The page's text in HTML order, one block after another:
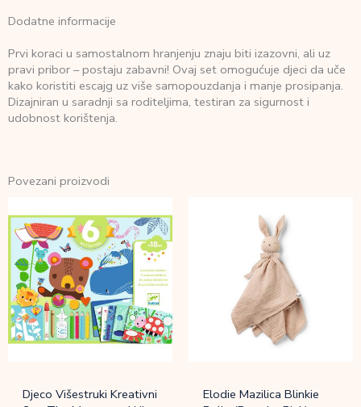
Dodatne informacije
Prvi koraci u samostalnom hranjenju znaju biti izazovni, ali uz
pravi pribor – postaju zabavni! Ovaj set omogućuje djeci da uče
kako koristiti escajg uz više samopouzdanja i manje prosipanja.
Dizajniran u saradnji sa roditeljima, testiran za sigurnost i
udobnost korištenja.
Povezani proizvodi
Djeco Višestruki Kreativni
Elodie Mazilica Blinkie